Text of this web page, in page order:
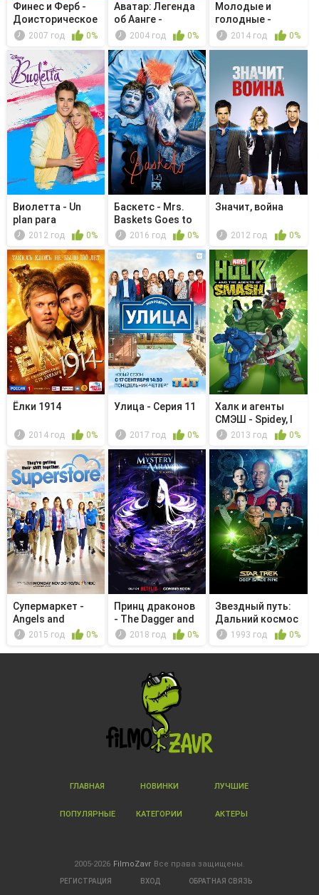
Финес и Ферб -
Доисторическое
Триштат...
2007 год 0%
Аватар: Легенда
об Аанге -
Северный Х...
2004 год 0%
Молодые и
голодные -
Young & Part Two
2014 год 0%
Виолетта - Un
plan para
separarlos, u...
2012 год 0%
Баскетс - Mrs.
Baskets Goes to
Sacram...
2016 год 0%
Значит, война
2012 год 0%
Ёлки 1914
2014 год 0%
Улица - Серия 11
2017 год 0%
Халк и агенты
СМЭШ - Spidey, I
Blew U...
2013 год 0%
Супермаркет -
Angels and
Mermaids
2015 год 0%
Принц драконов
- The Dagger and
The Wolf
2018 год 0%
Звездный путь:
Дальний космос
9 - Ког...
1993 год 0%
ГЛАВНАЯ НОВИНКИ ЛУЧШИЕ
ПОПУЛЯРНЫЕ КАТЕГОРИИ АКТЕРЫ
2005-2026 FilmoZavr Все права защищены.
РЕГИСТРАЦИЯ ВХОД ОБРАТНАЯ СВЯЗЬ